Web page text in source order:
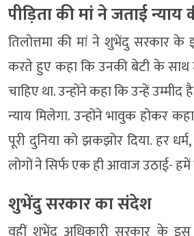
पीड़िता की मां ने जताई न्याय
तिलोत्तमा की मां ने शुभेंदु सरकार
करते हुए कहा कि उनकी बेटी के साथ
चाहिए था. उन्होंने कहा कि उन्हें
न्याय मिलेगा. उन्होंने भावुक होकर
पूरी दुनिया को झकझोर दिया. हर
लोगों ने सिर्फ एक ही आवाज उठाई- हमें
शुभेंदु सरकार का संदेश